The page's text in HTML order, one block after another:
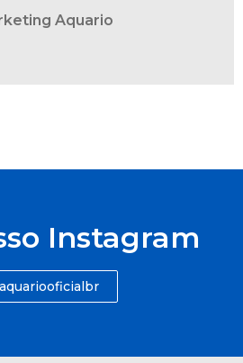
Aquario
Instagram
aquariooficialbr